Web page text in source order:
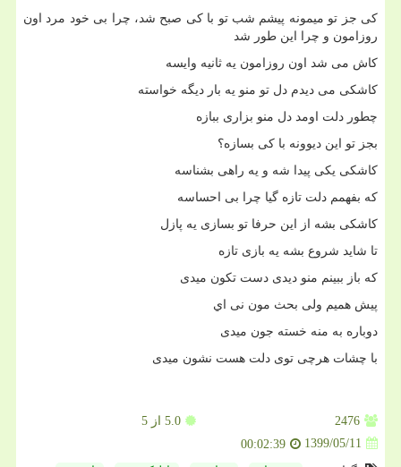
کی جز تو میمونه پیشم شب تو با کی صبح شد، چرا بی خود مرد اون
روزامون و چرا این طور شد
کاش می ‌شد اون روزامون یه ثانیه وایسه
کاشکی می دیدم دل تو منو یه بار دیگه خواسته
چطور دلت اومد دل منو بزاری ببازه
بجز تو این دیوونه با کی بسازه؟
کاشکی یکی پیدا شه و یه راهی بشناسه
که بفهمم دلت تازه گیا چرا بی احساسه
کاشکی بشه از این حرفا تو بسازی یه پازل
تا شاید شروع بشه یه بازی تازه
که باز ببینم منو دیدی دست تکون میدی
پیش همیم ولی بحث مون نی اي
دوباره به منه خسته جون میدی
با چشات هرچی توی دلت هست نشون میدی
2476
5.0 از 5
1399/05/11
00:02:39